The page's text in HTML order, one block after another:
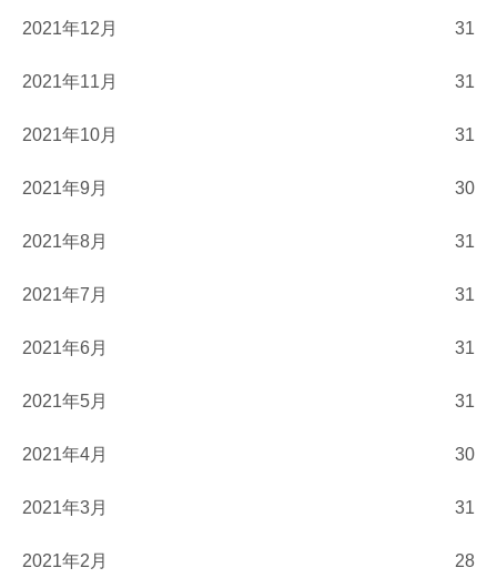
2021年12月 31
2021年11月 31
2021年10月 31
2021年9月 30
2021年8月 31
2021年7月 31
2021年6月 31
2021年5月 31
2021年4月 30
2021年3月 31
2021年2月 28